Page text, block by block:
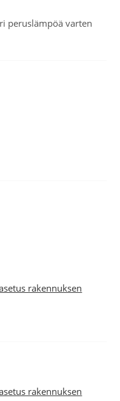
peruslämpöä varten
rakennuksen
rakennuksen